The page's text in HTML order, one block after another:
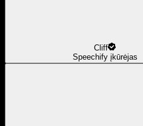
Cliff
Speechify įkūrėjas